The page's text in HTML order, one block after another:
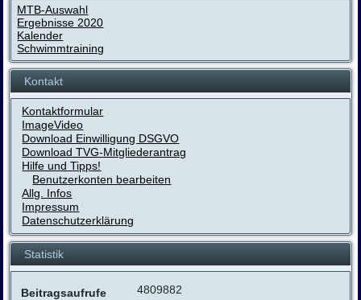
MTB-Auswahl
Ergebnisse 2020
Kalender
Schwimmtraining
Kontakt
Kontaktformular
ImageVideo
Download Einwilligung DSGVO
Download TVG-Mitgliederantrag
Hilfe und Tipps!
Benutzerkonten bearbeiten
Allg. Infos
Impressum
Datenschutzerklärung
Statistik
Beitragsaufrufe 4809882